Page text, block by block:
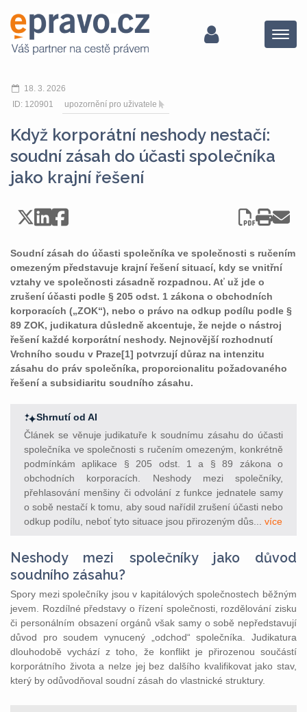
Menu
18. 3. 2026
ID: 120901
upozornění pro uživatele
Když korporátní neshody nestačí:
soudní zásah do účasti společníka
jako krajní řešení
Soudní zásah do účasti společníka ve společnosti s ručením
omezeným představuje krajní řešení situací, kdy se vnitřní
vztahy ve společnosti zásadně rozpadnou. Ať už jde o
zrušení účasti podle § 205 odst. 1 zákona o obchodních
korporacích („ZOK“), nebo o právo na odkup podílu podle §
89 ZOK, judikatura důsledně akcentuje, že nejde o nástroj
řešení každé korporátní neshody. Nejnovější rozhodnutí
Vrchního soudu v Praze[1] potvrzují důraz na intenzitu
zásahu do práv společníka, proporcionalitu požadovaného
řešení a subsidiaritu soudního zásahu.
Shrnutí od AI
Článek se věnuje judikatuře k soudnímu zásahu do účasti
společníka ve společnosti s ručením omezeným, konkrétně
podmínkám aplikace § 205 odst. 1 a § 89 zákona o
obchodních korporacích. Neshody mezi společníky,
přehlasování menšiny či odvolání z funkce jednatele samy
o sobě nestačí k tomu, aby soud nařídil zrušení účasti nebo
odkup podílu, neboť tyto situace jsou přirozeným důs... více
Neshody mezi společníky jako důvod
soudního zásahu?
Spory mezi společníky jsou v kapitálových společnostech běžným
jevem. Rozdílné představy o řízení společnosti, rozdělování zisku
či personálním obsazení orgánů však samy o sobě nepředstavují
důvod pro soudem vynucený „odchod“ společníka. Judikatura
dlouhodobě vychází z toho, že konflikt je přirozenou součástí
korporátního života a nelze jej bez dalšího kvalifikovat jako stav,
který by odůvodňoval soudní zásah do vlastnické struktury.